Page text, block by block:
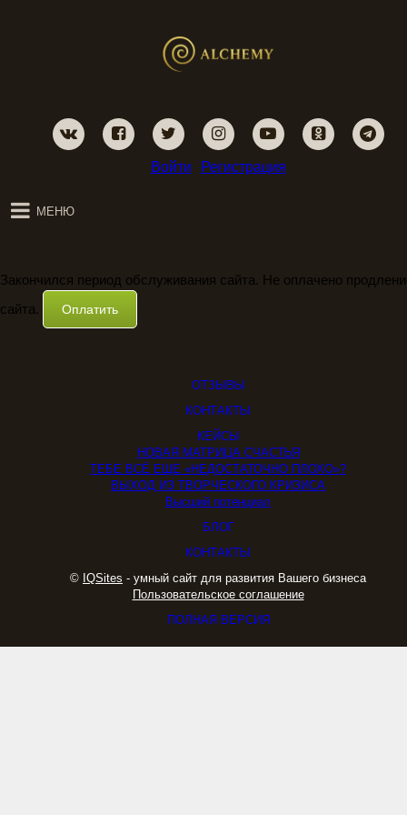
Войти Регистрация
МЕНЮ
Закончился период обслуживания сайта. Не оплачено
сайта.
Оплатить
ОТЗЫВЫ
КОНТАКТЫ
КЕЙСЫ
НОВАЯ МАТРИЦА СЧАСТЬЯ
ТЕБЕ ВСЁ ЕЩЕ «НЕДОСТАТОЧНО ПЛОХО»?
ВЫХОД ИЗ ТВОРЧЕСКОГО КРИЗИСА
Высший потенциал
БЛОГ
КОНТАКТЫ
© IQSites - умный сайт для развития Вашего бизнеса
Пользовательское соглашение
ПОЛНАЯ ВЕРСИЯ